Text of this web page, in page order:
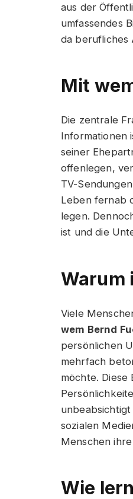
aus der
umfassendes
da berufliches
Mit
Die zentrale
Informationen
seiner
offenlegen,
TV-
Leben fernab
legen.
ist und die
Warum
Viele
wem Bernd
persönlichen
mehrfach
möchte.
sozialen
Menschen
Wie